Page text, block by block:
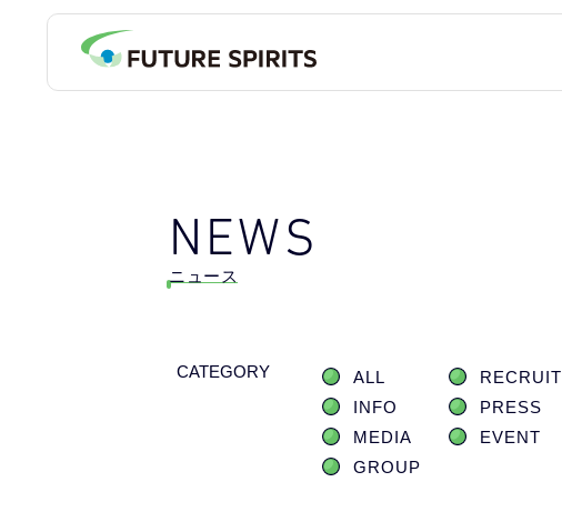
NEWS
ニュース
CATEGORY ALL
RECRUIT
INFO
PRESS
MEDIA
EVENT
GROUP